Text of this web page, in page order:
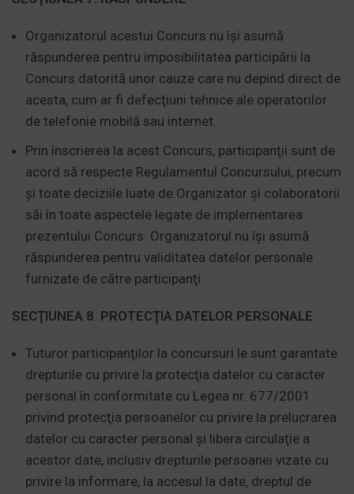
Organizatorul acestui Concurs nu îşi asumă
răspunderea pentru imposibilitatea participării la
Concurs datorită unor cauze care nu depind direct de
acesta, cum ar fi defecţiuni tehnice ale operatorilor
de telefonie mobilă sau internet.
Prin înscrierea la acest Concurs, participanţii sunt de
acord să respecte Regulamentul Concursului, precum
şi toate deciziile luate de Organizator şi colaboratorii
săi în toate aspectele legate de implementarea
prezentului Concurs. Organizatorul nu îşi asumă
răspunderea pentru validitatea datelor personale
furnizate de către participanţi.
SECŢIUNEA 8. PROTECŢIA DATELOR PERSONALE
Tuturor participanţilor la concursuri le sunt garantate
drepturile cu privire la protecţia datelor cu caracter
personal în conformitate cu Legea nr. 677/2001
privind protecţia persoanelor cu privire la prelucrarea
datelor cu caracter personal şi libera circulaţie a
acestor date, inclusiv drepturile persoanei vizate cu
privire la informare, la accesul la date, dreptul de